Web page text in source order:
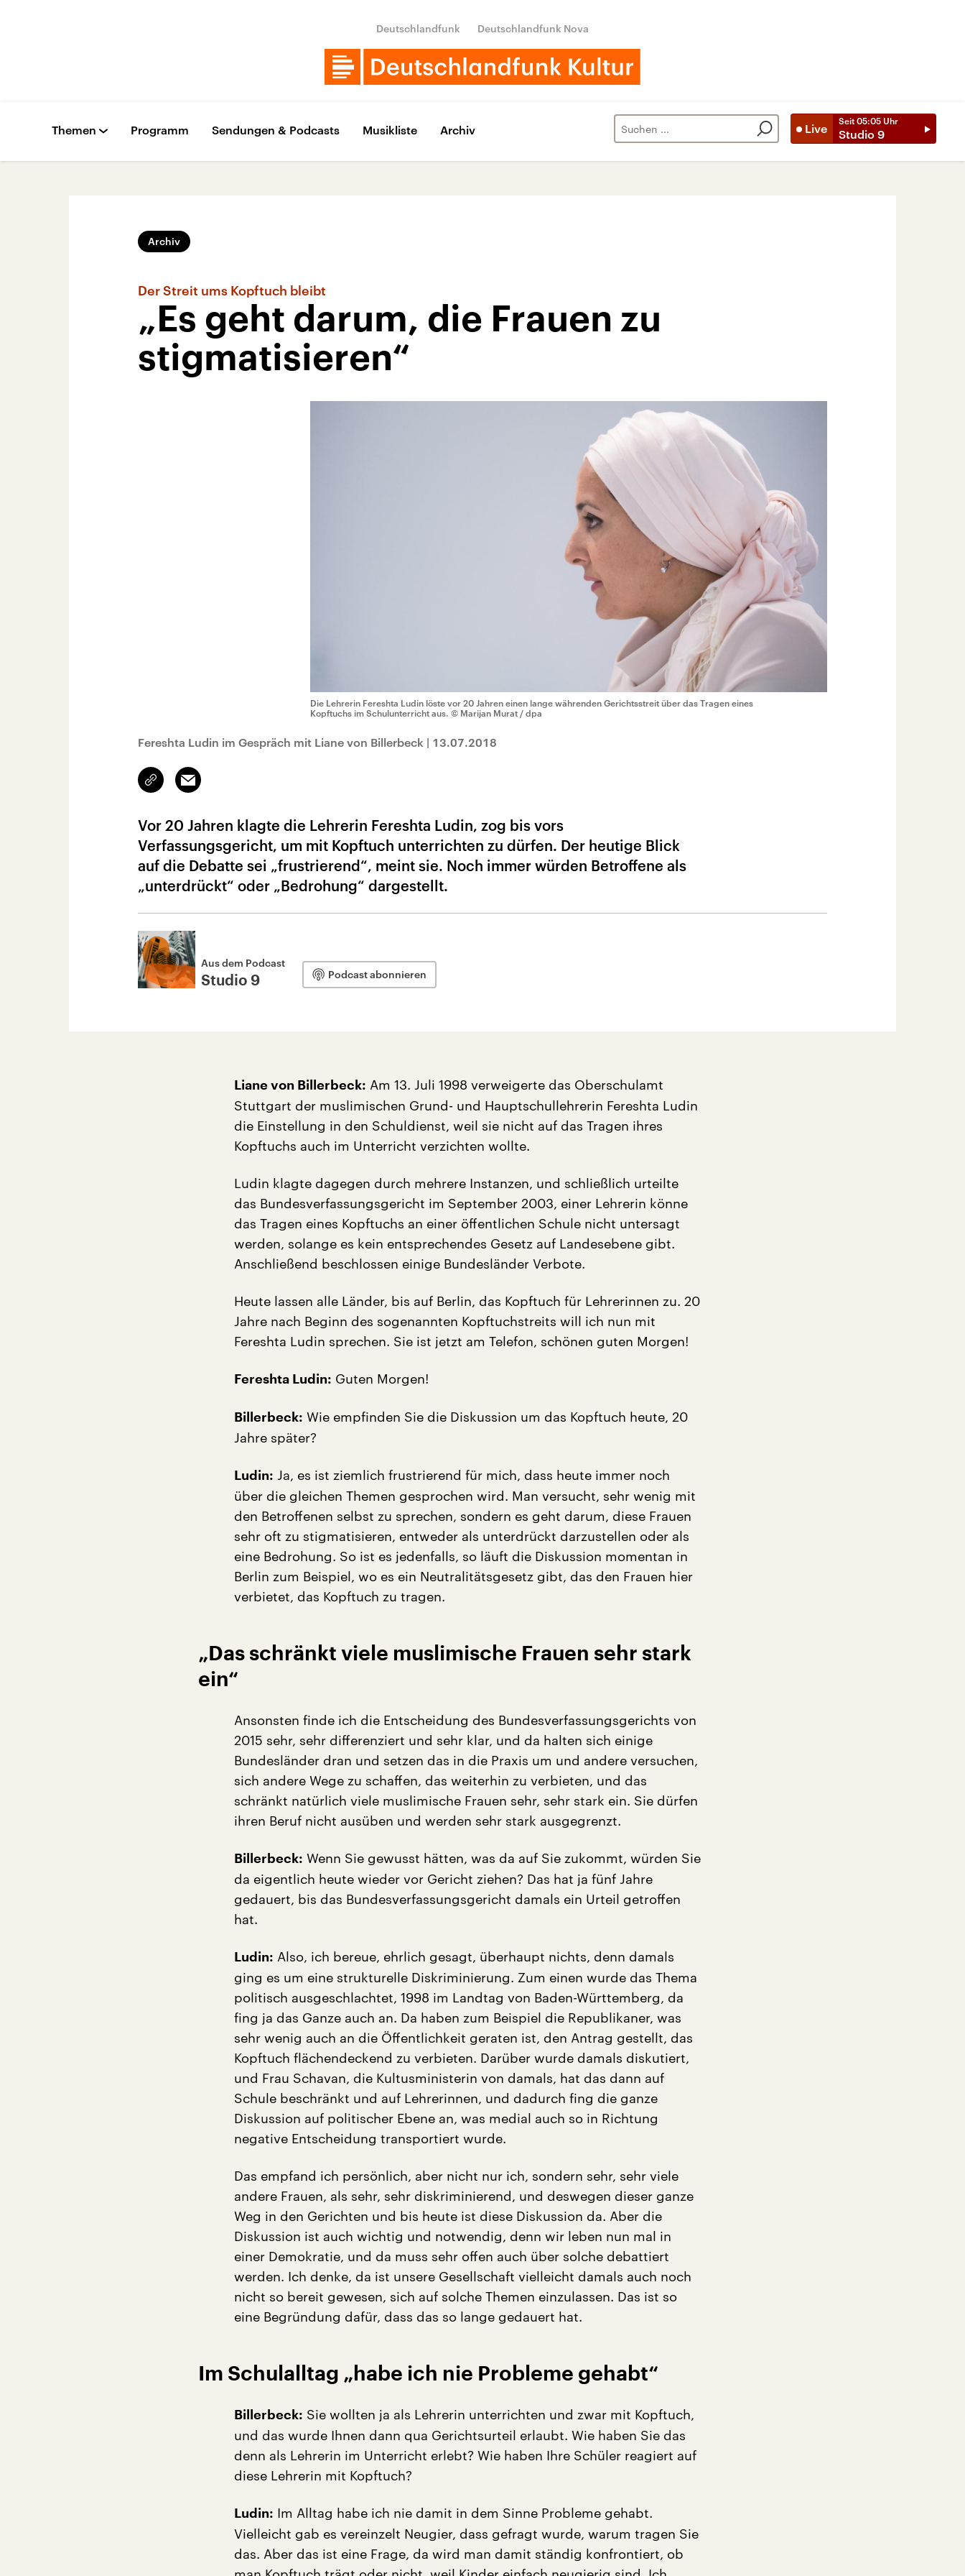
Deutschlandfunk Deutschlandfunk Nova
Live
Seit 05:05 Uhr
Studio 9
Themen Programm Sendungen & Podcasts Musikliste Archiv
Archiv
Der Streit ums Kopftuch bleibt
„Es geht darum, die Frauen zu
stigmatisieren“
Die Lehrerin Fereshta Ludin löste vor 20 Jahren einen lange währenden Gerichtsstreit über das Tragen eines
Kopftuchs im Schulunterricht aus. © Marijan Murat / dpa
Fereshta Ludin im Gespräch mit Liane von Billerbeck | 13.07.2018
Link
kopieren/teilen
Email
Vor 20 Jahren klagte die Lehrerin Fereshta Ludin, zog bis vors
Verfassungsgericht, um mit Kopftuch unterrichten zu dürfen. Der heutige Blick
auf die Debatte sei „frustrierend“, meint sie. Noch immer würden Betroffene als
„unterdrückt“ oder „Bedrohung“ dargestellt.
Aus dem Podcast
Studio 9 Podcast abonnieren
Liane von Billerbeck: Am 13. Juli 1998 verweigerte das Oberschulamt
Stuttgart der muslimischen Grund- und Hauptschullehrerin Fereshta Ludin
die Einstellung in den Schuldienst, weil sie nicht auf das Tragen ihres
Kopftuchs auch im Unterricht verzichten wollte.
Ludin klagte dagegen durch mehrere Instanzen, und schließlich urteilte
das Bundesverfassungsgericht im September 2003, einer Lehrerin könne
das Tragen eines Kopftuchs an einer öffentlichen Schule nicht untersagt
werden, solange es kein entsprechendes Gesetz auf Landesebene gibt.
Anschließend beschlossen einige Bundesländer Verbote.
Heute lassen alle Länder, bis auf Berlin, das Kopftuch für Lehrerinnen zu. 20
Jahre nach Beginn des sogenannten Kopftuchstreits will ich nun mit
Fereshta Ludin sprechen. Sie ist jetzt am Telefon, schönen guten Morgen!
Fereshta Ludin: Guten Morgen!
Billerbeck: Wie empfinden Sie die Diskussion um das Kopftuch heute, 20
Jahre später?
Ludin: Ja, es ist ziemlich frustrierend für mich, dass heute immer noch
über die gleichen Themen gesprochen wird. Man versucht, sehr wenig mit
den Betroffenen selbst zu sprechen, sondern es geht darum, diese Frauen
sehr oft zu stigmatisieren, entweder als unterdrückt darzustellen oder als
eine Bedrohung. So ist es jedenfalls, so läuft die Diskussion momentan in
Berlin zum Beispiel, wo es ein Neutralitätsgesetz gibt, das den Frauen hier
verbietet, das Kopftuch zu tragen.
„Das schränkt viele muslimische Frauen sehr stark
ein“
Ansonsten finde ich die Entscheidung des Bundesverfassungsgerichts von
2015 sehr, sehr differenziert und sehr klar, und da halten sich einige
Bundesländer dran und setzen das in die Praxis um und andere versuchen,
sich andere Wege zu schaffen, das weiterhin zu verbieten, und das
schränkt natürlich viele muslimische Frauen sehr, sehr stark ein. Sie dürfen
ihren Beruf nicht ausüben und werden sehr stark ausgegrenzt.
Billerbeck: Wenn Sie gewusst hätten, was da auf Sie zukommt, würden Sie
da eigentlich heute wieder vor Gericht ziehen? Das hat ja fünf Jahre
gedauert, bis das Bundesverfassungsgericht damals ein Urteil getroffen
hat.
Ludin: Also, ich bereue, ehrlich gesagt, überhaupt nichts, denn damals
ging es um eine strukturelle Diskriminierung. Zum einen wurde das Thema
politisch ausgeschlachtet, 1998 im Landtag von Baden-Württemberg, da
fing ja das Ganze auch an. Da haben zum Beispiel die Republikaner, was
sehr wenig auch an die Öffentlichkeit geraten ist, den Antrag gestellt, das
Kopftuch flächendeckend zu verbieten. Darüber wurde damals diskutiert,
und Frau Schavan, die Kultusministerin von damals, hat das dann auf
Schule beschränkt und auf Lehrerinnen, und dadurch fing die ganze
Diskussion auf politischer Ebene an, was medial auch so in Richtung
negative Entscheidung transportiert wurde.
Das empfand ich persönlich, aber nicht nur ich, sondern sehr, sehr viele
andere Frauen, als sehr, sehr diskriminierend, und deswegen dieser ganze
Weg in den Gerichten und bis heute ist diese Diskussion da. Aber die
Diskussion ist auch wichtig und notwendig, denn wir leben nun mal in
einer Demokratie, und da muss sehr offen auch über solche debattiert
werden. Ich denke, da ist unsere Gesellschaft vielleicht damals auch noch
nicht so bereit gewesen, sich auf solche Themen einzulassen. Das ist so
eine Begründung dafür, dass das so lange gedauert hat.
Im Schulalltag „habe ich nie Probleme gehabt“
Billerbeck: Sie wollten ja als Lehrerin unterrichten und zwar mit Kopftuch,
und das wurde Ihnen dann qua Gerichtsurteil erlaubt. Wie haben Sie das
denn als Lehrerin im Unterricht erlebt? Wie haben Ihre Schüler reagiert auf
diese Lehrerin mit Kopftuch?
Ludin: Im Alltag habe ich nie damit in dem Sinne Probleme gehabt.
Vielleicht gab es vereinzelt Neugier, dass gefragt wurde, warum tragen Sie
das. Aber das ist eine Frage, da wird man damit ständig konfrontiert, ob